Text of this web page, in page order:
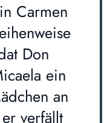
Carmen
Don
ein
an
verfällt